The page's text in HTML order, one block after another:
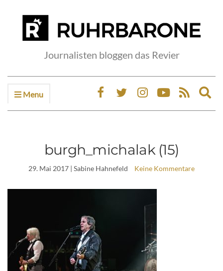
Journalisten bloggen das Revier
Menu
burgh_michalak (15)
29. Mai 2017 | Sabine Hahnefeld Keine Kommentare